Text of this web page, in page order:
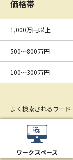
価格帯
1,000万円以上
500〜800万円
100〜300万円
よく検索されるワード
ワークスペース